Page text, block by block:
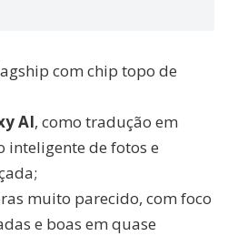
com chip topo de
AI, como tradução em
inteligente de fotos e
muito parecido, com foco
e boas em quase